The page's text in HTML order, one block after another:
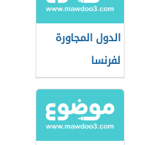
الدول المجاورة
لفرنسا